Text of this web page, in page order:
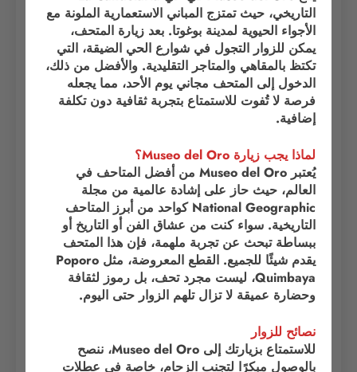
التاريخي، حيث تمتزج المباني الاستعمارية الملونة مع
الأجواء الحيوية لمدينة بوغوتا. بعد زيارة المتحف،
يمكن للزوار التجول في شوارع الحي الضيقة، التي
تكتظ بالمقاهي والمتاجر التقليدية. والأفضل من ذلك،
الدخول إلى المتحف مجاني يوم الأحد، مما يجعله
فرصة لا تُفوت للاستمتاع بتجربة ثقافية دون تكلفة
إضافية.
لماذا يجب زيارة Museo del Oro؟
يُعتبر Museo del Oro من أفضل المتاحف في
العالم، حيث حاز على إشادة عالمية من مجلة
National Geographic كواحد من أبرز المتاحف
التاريخية. سواء كنت من عشاق الفن أو التاريخ أو
ببساطة تبحث عن تجربة ملهمة، فإن هذا المتحف
يقدم شيئًا للجميع. القطع المعروضة، مثل Poporo
Quimbaya، ليست مجرد تحف، بل رموز لثقافة
وحضارة عميقة لا تزال تلهم الزوار حتى اليوم.
نصائح للزوار
للاستمتاع بزيارتك إلى Museo del Oro، ننصح
بالوصول مبكرًا لتجنب الزحام، خاصة في عطلات